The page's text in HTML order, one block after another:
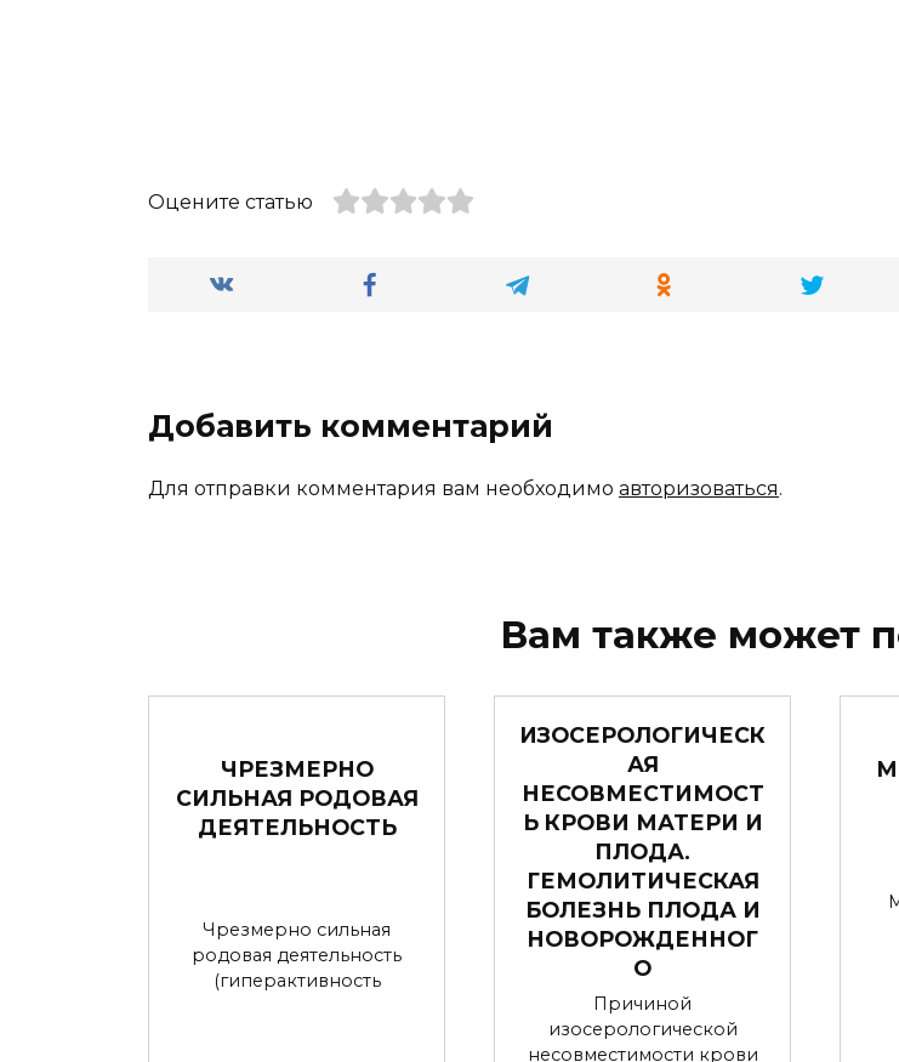
Оцените статью
Добавить комментарий
Для отправки комментария вам необходимо авторизоваться.
Вам также может
ЧРЕЗМЕРНО
СИЛЬНАЯ РОДОВАЯ
ДЕЯТЕЛЬНОСТЬ
Чрезмерно сильная
родовая деятельность
(гиперактивность
ИЗОСЕРОЛОГИЧЕСК
АЯ
НЕСОВМЕСТИМОСТ
Ь КРОВИ МАТЕРИ И
ПЛОДА.
ГЕМОЛИТИЧЕСКАЯ
БОЛЕЗНЬ ПЛОДА И
НОВОРОЖДЕННОГ
О
Причиной
изосерологической
несовместимости крови